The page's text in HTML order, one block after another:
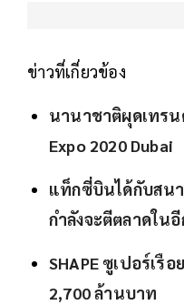
ข่าวที่เกี่ยวข้อง
นานาชาติผุดเทร
Expo 2020 Dubai
แท็กซี่บินได้กับสน
กำลังจะตีตลาดใน
SHAPE ซูเปอร์เรื
2,700 ล้านบาท